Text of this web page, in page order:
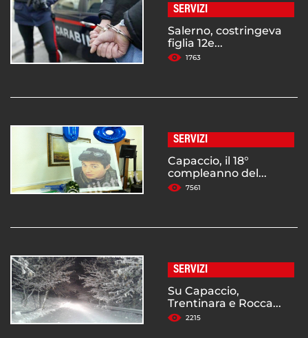
SERVIZI
Salerno, costringeva
figlia 12e...
1763
SERVIZI
Capaccio, il 18°
compleanno del...
7561
SERVIZI
Su Capaccio,
Trentinara e Rocca...
2215